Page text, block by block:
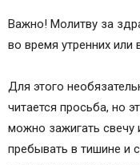
Важно! Молитву за
во время утренних или
Для этого
читается просьба, но
можно зажигать
пребывать в тишине и